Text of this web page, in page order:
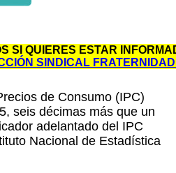
VISITANOS SI QUIERES ESTAR
SINDICAL
de Consumo (IPC)
seis décimas más que un
adelantado del IPC
Nacional de Estadística